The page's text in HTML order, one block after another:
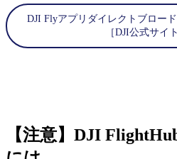
DJI Flyアプリダイレクトブロー
［DJI公式サイト
【注意】DJI